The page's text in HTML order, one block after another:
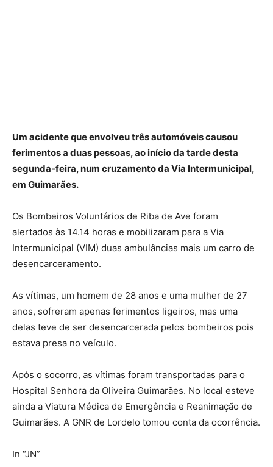
Um acidente que envolveu três automóveis causou
ferimentos a duas pessoas, ao início da tarde desta
segunda-feira, num cruzamento da Via Intermunicipal,
em Guimarães.
Os Bombeiros Voluntários de Riba de Ave foram
alertados às 14.14 horas e mobilizaram para a Via
Intermunicipal (VIM) duas ambulâncias mais um carro de
desencarceramento.
As vítimas, um homem de 28 anos e uma mulher de 27
anos, sofreram apenas ferimentos ligeiros, mas uma
delas teve de ser desencarcerada pelos bombeiros pois
estava presa no veículo.
Após o socorro, as vítimas foram transportadas para o
Hospital Senhora da Oliveira Guimarães. No local esteve
ainda a Viatura Médica de Emergência e Reanimação de
Guimarães. A GNR de Lordelo tomou conta da ocorrência.
In “JN”